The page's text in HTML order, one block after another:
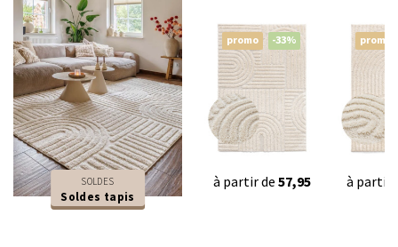
SOLDES
Soldes tapis
promo -33%
à partir de 57,95
promo
à partir